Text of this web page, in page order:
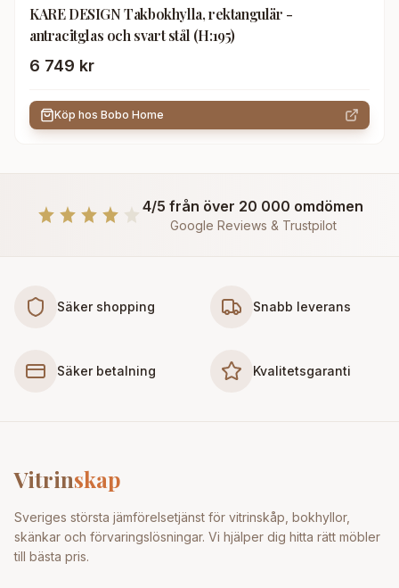
KARE DESIGN Takbokhylla, rektangulär -
antracitglas och svart stål (H:195)
6 749 kr
Köp hos Bobo Home
4/5 från över 20 000 omdömen
Google Reviews & Trustpilot
Säker shopping Snabb leverans
Säker betalning Kvalitetsgaranti
Vitrinskap
Sveriges största jämförelsetjänst för vitrinskåp, bokhyllor,
skänkar och förvaringslösningar. Vi hjälper dig hitta rätt möbler
till bästa pris.